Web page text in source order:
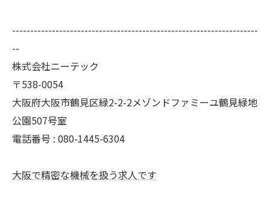
--------------------------------------------------------------------
--
株式会社ニーテック
〒538-0054
大阪府大阪市鶴見区緑2-2-2メゾンドファミーユ鶴見緑地
公園507号室
電話番号 : 080-1445-6304
大阪で精密な機械を扱う求人です